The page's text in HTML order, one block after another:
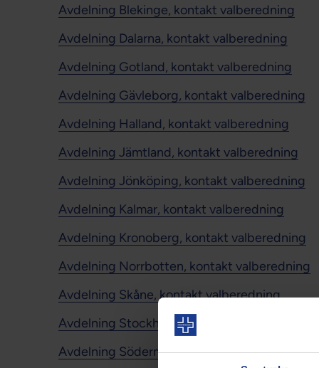
Avdelning Blekinge, kontakt valberedning
Avdelning Dalarna, kontakt valberedning
Avdelning Gotland, kontakt valberedning
Avdelning Gävleborg, kontakt valberedning
Avdelning Halland, kontakt valberedning
Avdelning Jämtland, kontakt valberedning
Avdelning Jönköping, kontakt valberedning
Avdelning Kalmar, kontakt valberedning
Avdelning Kronoberg, kontakt valberedning
Avdelning Norrbotten, kontakt valberedning
Avdelning Skåne, kontakt valberedning
Avdelning Stockholm, kontakt valberedning
Avdelning Södermanland, kontakt